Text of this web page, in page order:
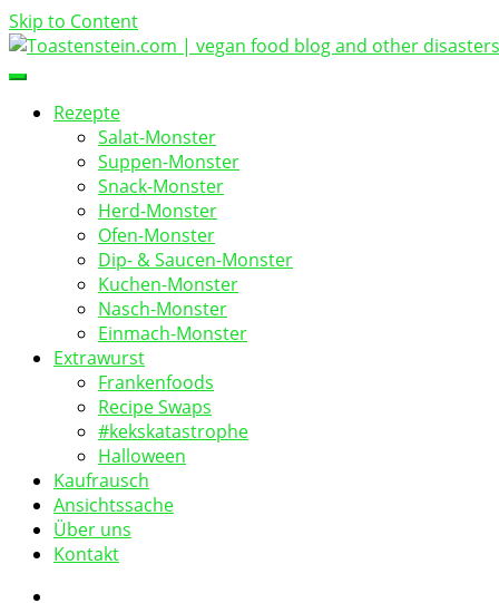
Skip to Content
Toastenstein.com
vegan food blog
Rezepte
Salat-Monster
Suppen-Monster
Snack-Monster
Herd-Monster
Ofen-Monster
Dip- & Saucen-Monster
Kuchen-Monster
Nasch-Monster
Einmach-Monster
Extrawurst
Frankenfoods
Recipe Swaps
#kekskatastrophe
Halloween
Kaufrausch
Ansichtssache
Über uns
Kontakt